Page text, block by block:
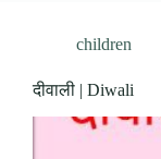
children
दीवाली | Diwali